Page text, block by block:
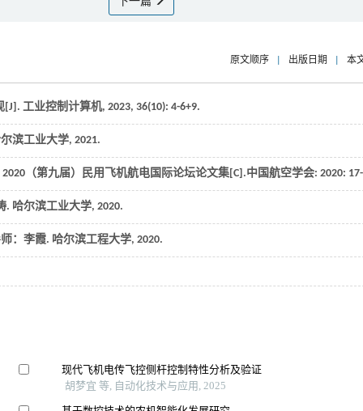
原文顺序 出版日期 本
[J]. 工业控制计算机, 2023, 36(10): 4-6+9.
滨工业大学, 2021.
2020（第九届）民用飞机航电国际论坛论文集[C].中国航空学会: 2020:
. 哈尔滨工业大学, 2020.
：李霞. 哈尔滨工程大学, 2020.